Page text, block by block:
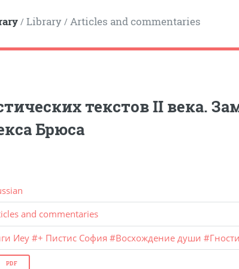
/ Library/ Articles and commentaries
текстов II века.
Брюса
and commentaries
Иеу #+ Пистис София #Восхождение души #
PDF